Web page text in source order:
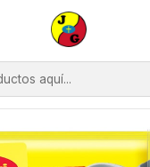
sólo Retiro en Tienda
Salsas y
Blanca Maggi ( 25 UD )